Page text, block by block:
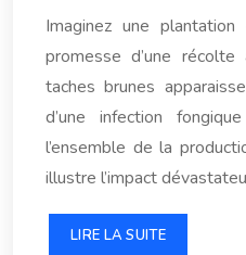
Imaginez une
promesse d’une récolte
taches brunes
d’une infection
l’ensemble de la
illustre l’impact
LIRE LA SUITE